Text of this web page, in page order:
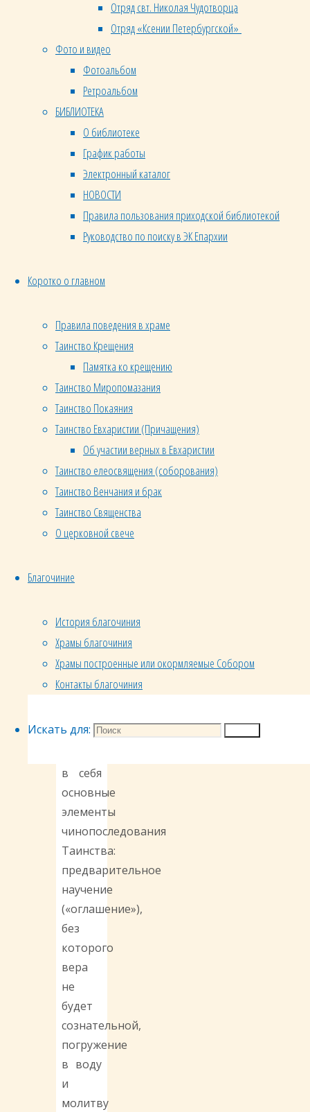
Отряд свт. Николая Чудотворца
Отряд «Ксении Петербургской»
Фото и видео
Фотоальбом
Ретроальбом
БИБЛИОТЕКА
О библиотеке
График работы
Электронный каталог
НОВОСТИ
Правила пользования приходской библиотекой
Руководство по поиску в ЭК Епархии
Коротко о главном
Правила поведения в храме
Таинство Крещения
Памятка ко крещению
Таинство Миропомазания
Таинство Покаяния
Таинство Евхаристии (Причащения)
Об участии верных в Евхаристии
Таинство елеосвящения (соборования)
Таинство Венчания и брак
Таинство Священства
О церковной свече
Благочиние
История благочиния
Храмы благочиния
Храмы построенные или окормляемые Собором
Контакты благочиния
Искать для:
уже не
над
Так и
вы
почитайте
себя
мертвыми
для
греха,
живыми
Бога»
Таинство
Крещения
заповедано
Самим
Христом:
все
народы,
крестя
имя
Сына и
Святого
28:19).
Христа
в себя
основные
элементы
чинопоследования
Таинства:
предварительное
научение
(«оглашение»),
без
которого
вера
не
будет
сознательной,
погружение
в воду
и
молитву